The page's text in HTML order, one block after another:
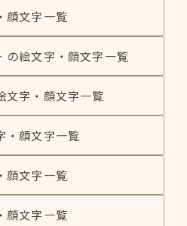
顔文字一覧
の絵文字・顔文字一覧
文字・顔文字一覧
・顔文字一覧
顔文字一覧
顔文字一覧